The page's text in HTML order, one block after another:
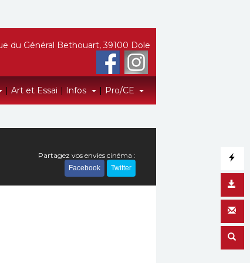
| Art et Essai | Infos | Pro/CE
du Général Bethouart, 39100 Dole
Partagez vos envies cinéma :
Facebook Twitter